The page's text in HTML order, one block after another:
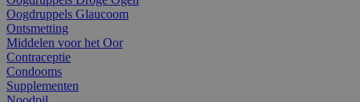
Oogdruppels Glaucoom
Ontsmetting
Middelen voor het Oor
Contraceptie
Condooms
Supplementen